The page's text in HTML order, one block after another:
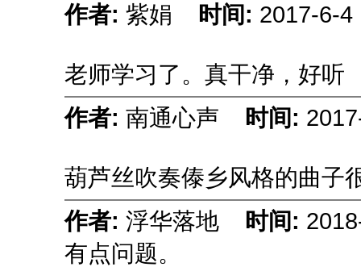
作者: 紫娟 时间: 2017-6-4
老师学习了。真干净，好听
作者: 南通心声 时间:
葫芦丝吹奏傣乡风格的曲子
作者: 浮华落地 时间:
有点问题。